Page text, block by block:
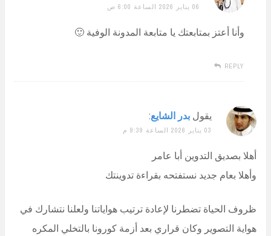
06 يناير 2026 الساعة 6:00 ص
وأنا أعتز بمتابعتك يا متابعة المدونة الوفية 🙂
REPLY
يقول بدر الشايع:
03 يناير 2026 الساعة 9:39 م
أهلا بصديق التدوين أبا عامر
وأهلا بعام جديد نستفتحه بقراءة تدوينتك
ظروف الحياة تضطرنا لإعادة ترتيب هواياتنا ولعلنا نتشارك في
هواية التصوير وكان قراري بعد أزمة كورونا بالتخلي المكره